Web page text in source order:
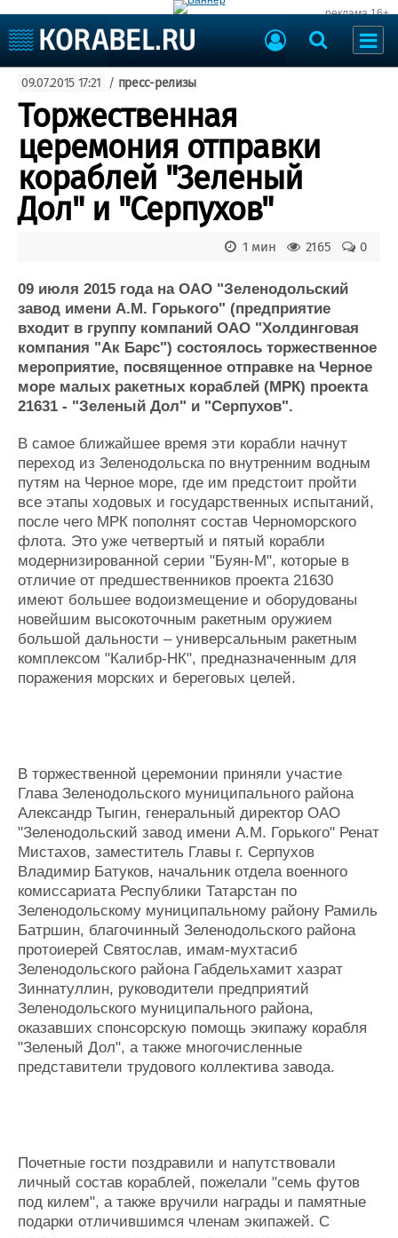
реклама 16+
Судоходство
Судоремонт
События
Пресс-релизы
Порты
Рыболовство
ВМФ
Образование
Яхты и катера
Еще
Пульс
Новости
Компании
Репутация
Работа
Крюинг
Журнал
Доска объявлений
Продажа флота
Оборудование
Изделия
Материалы
Услуги
Конференции
Выставки и семинары
Личности
Словарь
Флот
Галерея флота
Форум
Отзывы
Все службы
09.07.2015 17:21 / пресс-релизы
Торжественная
церемония отправки
кораблей "Зеленый
Дол" и "Серпухов"
0
2165
1 мин
09 июля 2015 года на ОАО "Зеленодольский
завод имени А.М. Горького" (предприятие
входит в группу компаний ОАО "Холдинговая
компания "Ак Барс") состоялось торжественное
мероприятие, посвященное отправке на Черное
море малых ракетных кораблей (МРК) проекта
21631 - "Зеленый Дол" и "Серпухов".
В самое ближайшее время эти корабли начнут
переход из Зеленодольска по внутренним водным
путям на Черное море, где им предстоит пройти
все этапы ходовых и государственных испытаний,
после чего МРК пополнят состав Черноморского
флота. Это уже четвертый и пятый корабли
модернизированной серии "Буян-М", которые в
отличие от предшественников проекта 21630
имеют большее водоизмещение и оборудованы
новейшим высокоточным ракетным оружием
большой дальности – универсальным ракетным
комплексом "Калибр-НК", предназначенным для
поражения морских и береговых целей.
В торжественной церемонии приняли участие
Глава Зеленодольского муниципального района
Александр Тыгин, генеральный директор ОАО
"Зеленодольский завод имени А.М. Горького" Ренат
Мистахов, заместитель Главы г. Серпухов
Владимир Батуков, начальник отдела военного
комиссариата Республики Татарстан по
Зеленодольскому муниципальному району Рамиль
Батршин, благочинный Зеленодольского района
протоиерей Святослав, имам-мухтасиб
Зеленодольского района Габдельхамит хазрат
Зиннатуллин, руководители предприятий
Зеленодольского муниципального района,
оказавших спонсорскую помощь экипажу корабля
"Зеленый Дол", а также многочисленные
представители трудового коллектива завода.
Почетные гости поздравили и напутствовали
личный состав кораблей, пожелали "семь футов
под килем", а также вручили награды и памятные
подарки отличившимся членам экипажей. С